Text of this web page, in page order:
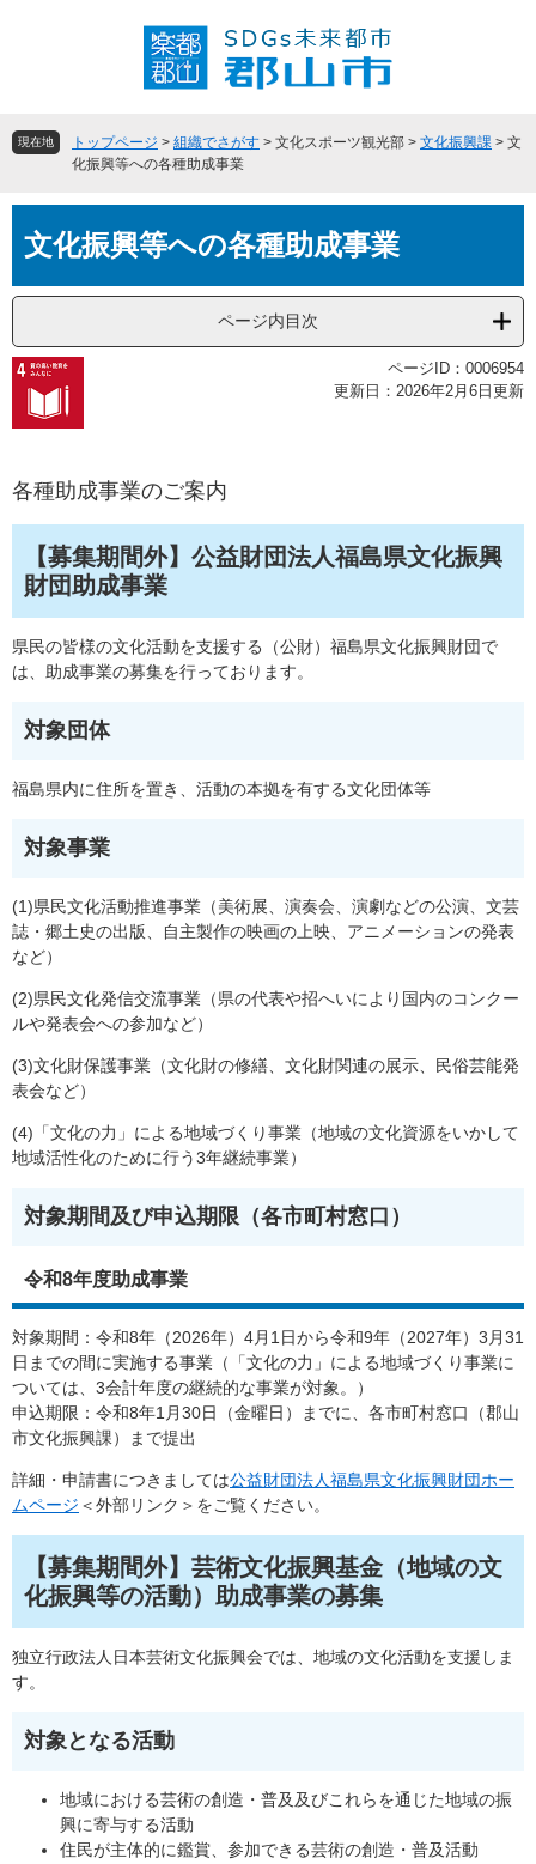
頭
飛
へ
現在地 トップページ > 組織でさがす > 文化スポーツ観光部 > 文化振興課 > 文
化振興等への各種助成事業
文文化振興等への各種助成事業
ページ内目次
ページID：0006954
更新日：2026年2月6日更新
各種助成事業のご案内
【募集期間外】公益財団法人福島県文化振興
財団助成事業
県民の皆様の文化活動を支援する（公財）福島県文化振興財団で
は、助成事業の募集を行っております。
対象団体
福島県内に住所を置き、活動の本拠を有する文化団体等
対象事業
(1)県民文化活動推進事業（美術展、演奏会、演劇などの公演、文芸
誌・郷土史の出版、自主製作の映画の上映、アニメーションの発表
など）
(2)県民文化発信交流事業（県の代表や招へいにより国内のコンクー
ルや発表会への参加など）
(3)文化財保護事業（文化財の修繕、文化財関連の展示、民俗芸能発
表会など）
(4)「文化の力」による地域づくり事業（地域の文化資源をいかして
地域活性化のために行う3年継続事業）
対象期間及び申込期限（各市町村窓口）
令和8年度助成事業
対象期間：令和8年（2026年）4月1日から令和9年（2027年）3月31
日までの間に実施する事業（「文化の力」による地域づくり事業に
ついては、3会計年度の継続的な事業が対象。）
申込期限：令和8年1月30日（金曜日）までに、各市町村窓口（郡山
市文化振興課）まで提出
詳細・申請書につきましては公益財団法人福島県文化振興財団ホー
ムページ ＜外部リンク＞ をご覧ください。
【募集期間外】芸術文化振興基金（地域の文
化振興等の活動）助成事業の募集
独立行政法人日本芸術文化振興会では、地域の文化活動を支援しま
す。
対象となる活動
地域における芸術の創造・普及及びこれらを通じた地域の振
興に寄与する活動
住民が主体的に鑑賞、参加できる芸術の創造・普及活動